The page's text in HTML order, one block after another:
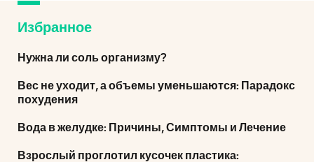
Избранное
Нужна ли соль организму?
Вес не уходит, а объемы уменьшаются: Парадокс
похудения
Вода в желудке: Причины, Симптомы и Лечение
Взрослый проглотил кусочек пластика: